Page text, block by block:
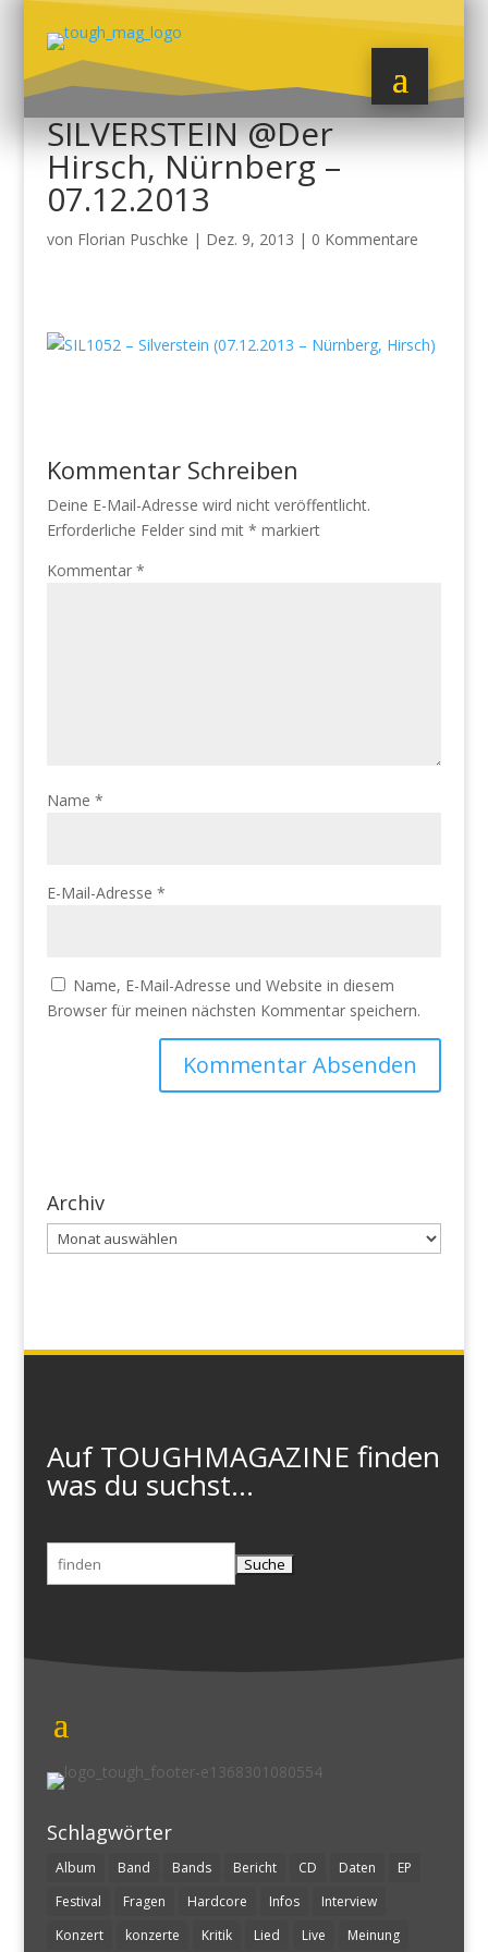
SILVERSTEIN @Der
Hirsch, Nürnberg –
07.12.2013
von Florian Puschke | Dez. 9, 2013 | 0 Kommentare
Kommentar Schreiben
Deine E-Mail-Adresse wird nicht veröffentlicht.
Erforderliche Felder sind mit * markiert
Kommentar *
Name *
E-Mail-Adresse *
Name, E-Mail-Adresse und Website in diesem
Browser für meinen nächsten Kommentar speichern.
Archiv
Archiv
Auf TOUGHMAGAZINE finden
was du suchst...
Suchen
nach:
Schlagwörter
Album Band Bands Bericht CD Daten
EP
Festival
Fragen Hardcore Infos
Interview
Konzert
konzerte Kritik Lied Live Meinung